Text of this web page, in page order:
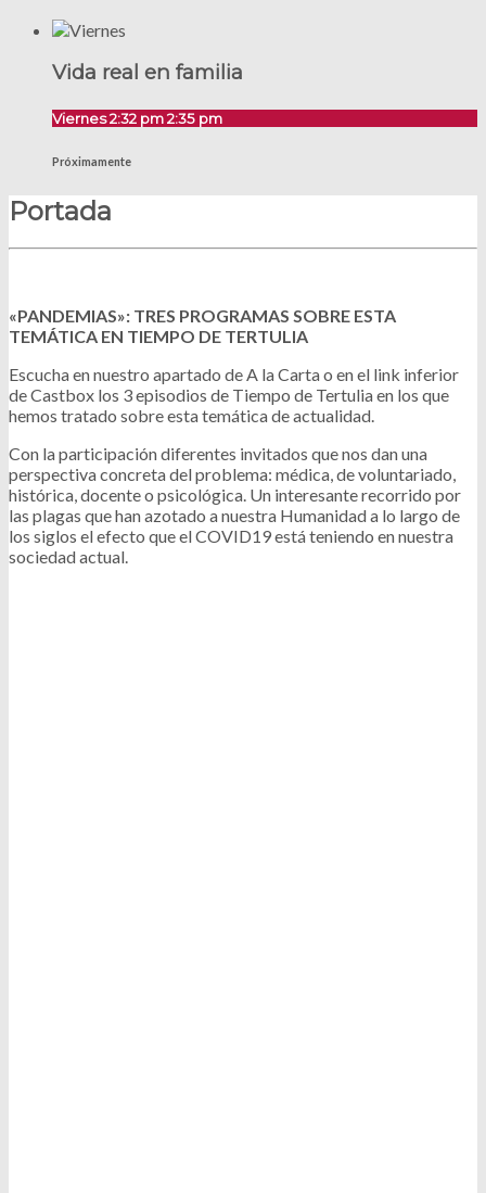
Vida real en familia
Viernes 2:32 pm2:35 pm
Próximamente
Portada
«PANDEMIAS»: TRES PROGRAMAS SOBRE ESTA
TEMÁTICA EN TIEMPO DE TERTULIA
Escucha en nuestro apartado de A la Carta o en el link inferior
de Castbox los 3 episodios de Tiempo de Tertulia en los que
hemos tratado sobre esta temática de actualidad.
Con la participación diferentes invitados que nos dan una
perspectiva concreta del problema: médica, de voluntariado,
histórica, docente o psicológica. Un interesante recorrido por
las plagas que han azotado a nuestra Humanidad a lo largo de
los siglos el efecto que el COVID19 está teniendo en nuestra
sociedad actual.